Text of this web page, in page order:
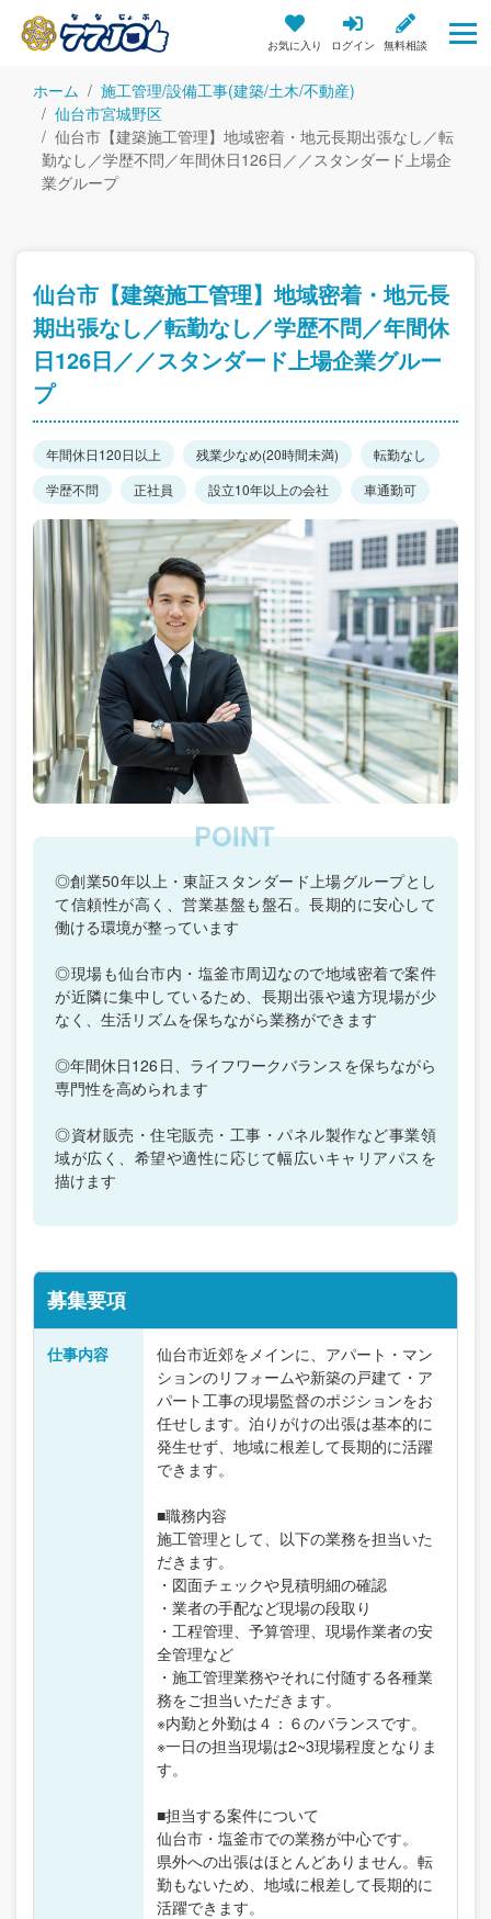
お気に入り ログイン 無料相談
ホーム
施工管理/設備工事(建築/土木/不動産)
仙台市宮城野区
仙台市【建築施工管理】地域密着・地元長期出張なし／転
勤なし／学歴不問／年間休日126日／／スタンダード上場企
業グループ
仙台市【建築施工管理】地域密着・地元長
期出張なし／転勤なし／学歴不問／年間休
日126日／／スタンダード上場企業グルー
プ
年間休日120日以上 残業少なめ(20時間未満)
転勤なし
学歴不問
正社員 設立10年以上の会社 車通勤可
◎創業50年以上・東証スタンダード上場グループとし
て信頼性が高く、営業基盤も盤石。長期的に安心して
働ける環境が整っています
◎現場も仙台市内・塩釜市周辺なので地域密着で案件
が近隣に集中しているため、長期出張や遠方現場が少
なく、生活リズムを保ちながら業務ができます
◎年間休日126日、ライフワークバランスを保ちながら
専門性を高められます
◎資材販売・住宅販売・工事・パネル製作など事業領
域が広く、希望や適性に応じて幅広いキャリアパスを
描けます
募集要項
仕事内容
仙台市近郊をメインに、アパート・マン
ションのリフォームや新築の戸建て・ア
パート工事の現場監督のポジションをお
任せします。泊りがけの出張は基本的に
発生せず、地域に根差して長期的に活躍
できます。
■職務内容
施工管理として、以下の業務を担当いた
だきます。
・図面チェックや見積明細の確認
・業者の手配など現場の段取り
・工程管理、予算管理、現場作業者の安
全管理など
・施工管理業務やそれに付随する各種業
務をご担当いただきます。
※内勤と外勤は４：６のバランスです。
※一日の担当現場は2~3現場程度となりま
す。
■担当する案件について
仙台市・塩釜市での業務が中心です。
県外への出張はほとんどありません。転
勤もないため、地域に根差して長期的に
活躍できます。